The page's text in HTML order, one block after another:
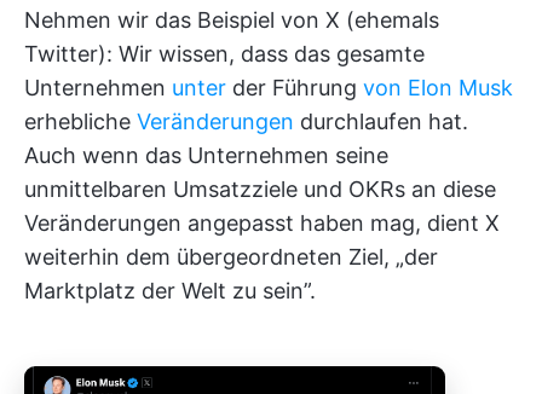
Nehmen wir das Beispiel von X (ehemals
Twitter): Wir wissen, dass das gesamte
Unternehmen unter der Führung von Elon Musk
erhebliche Veränderungen durchlaufen hat.
Auch wenn das Unternehmen seine
unmittelbaren Umsatzziele und OKRs an diese
Veränderungen angepasst haben mag, dient X
weiterhin dem übergeordneten Ziel, „der
Marktplatz der Welt zu sein”.